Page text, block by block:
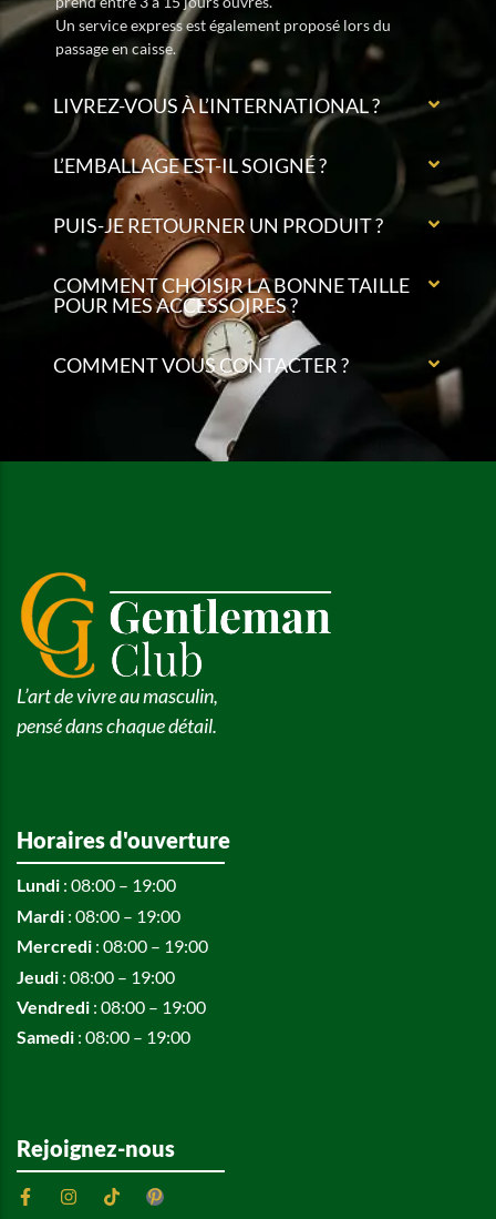
Un service express est également proposé lors du
passage en caisse.
LIVREZ-VOUS À L’INTERNATIONAL ?
L’EMBALLAGE EST-IL SOIGNÉ ?
PUIS-JE RETOURNER UN PRODUIT ?
COMMENT CHOISIR LA BONNE TAILLE
POUR MES ACCESSOIRES ?
COMMENT VOUS CONTACTER ?
L’art de vivre au masculin,
pensé dans chaque détail.
Horaires d'ouverture
Lundi : 08:00 – 19:00
Mardi : 08:00 – 19:00
Mercredi : 08:00 – 19:00
Jeudi : 08:00 – 19:00
Vendredi : 08:00 – 19:00
Samedi : 08:00 – 19:00
Rejoignez-nous